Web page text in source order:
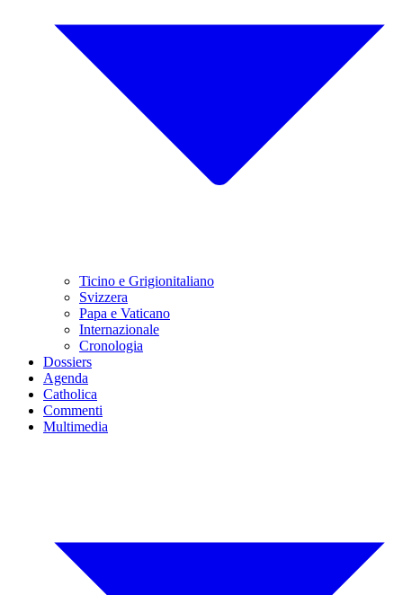
Ticino e Grigionitaliano
Svizzera
Papa e Vaticano
Internazionale
Cronologia
Dossiers
Agenda
Catholica
Commenti
Multimedia